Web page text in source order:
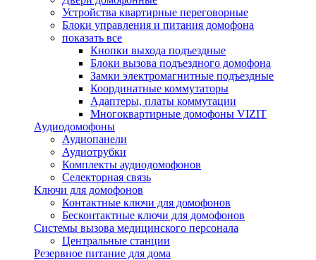
Устройства квартирные переговорные
Блоки управления и питания домофона
показать все
Кнопки выхода подъездные
Блоки вызова подъездного домофона
Замки электромагнитные подъездные
Координатные коммутаторы
Адаптеры, платы коммутации
Многоквартирные домофоны VIZIT
Аудиодомофоны
Аудиопанели
Аудиотрубки
Комплекты аудиодомофонов
Селекторная связь
Ключи для домофонов
Контактные ключи для домофонов
Бесконтактные ключи для домофонов
Системы вызова медицинского персонала
Центральные станции
Резервное питание для дома